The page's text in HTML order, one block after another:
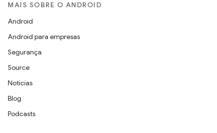
MAIS SOBRE O ANDROID
Android
Android para empresas
Segurança
Source
Notícias
Blog
Podcasts